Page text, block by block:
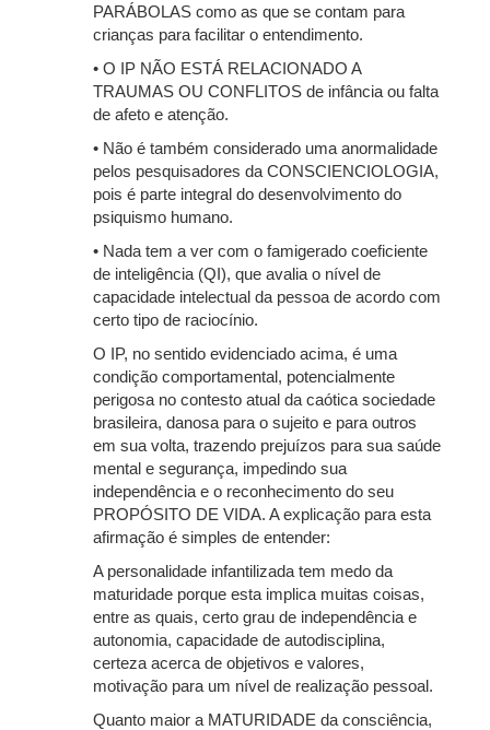
PARÁBOLAS como as que se contam para
crianças para facilitar o entendimento.
• O IP NÃO ESTÁ RELACIONADO A
TRAUMAS OU CONFLITOS de infância ou falta
de afeto e atenção.
• Não é também considerado uma anormalidade
pelos pesquisadores da CONSCIENCIOLOGIA,
pois é parte integral do desenvolvimento do
psiquismo humano.
• Nada tem a ver com o famigerado coeficiente
de inteligência (QI), que avalia o nível de
capacidade intelectual da pessoa de acordo com
certo tipo de raciocínio.
O IP, no sentido evidenciado acima, é uma
condição comportamental, potencialmente
perigosa no contesto atual da caótica sociedade
brasileira, danosa para o sujeito e para outros
em sua volta, trazendo prejuízos para sua saúde
mental e segurança, impedindo sua
independência e o reconhecimento do seu
PROPÓSITO DE VIDA. A explicação para esta
afirmação é simples de entender:
A personalidade infantilizada tem medo da
maturidade porque esta implica muitas coisas,
entre as quais, certo grau de independência e
autonomia, capacidade de autodisciplina,
certeza acerca de objetivos e valores,
motivação para um nível de realização pessoal.
Quanto maior a MATURIDADE da consciência,